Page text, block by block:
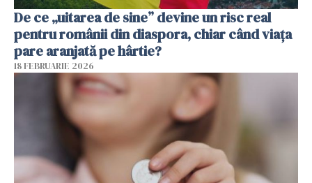
De ce „uitarea de sine” devine un risc real
pentru românii din diaspora, chiar când viața
pare aranjată pe hârtie?
18 FEBRUARIE 2026